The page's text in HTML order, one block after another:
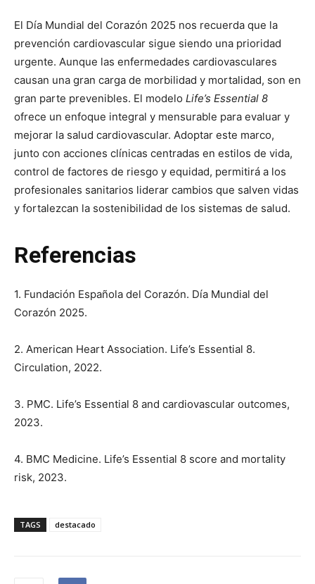
El Día Mundial del Corazón 2025 nos recuerda que la
prevención cardiovascular sigue siendo una prioridad
urgente. Aunque las enfermedades cardiovasculares
causan una gran carga de morbilidad y mortalidad, son en
gran parte prevenibles. El modelo Life’s Essential 8
ofrece un enfoque integral y mensurable para evaluar y
mejorar la salud cardiovascular. Adoptar este marco,
junto con acciones clínicas centradas en estilos de vida,
control de factores de riesgo y equidad, permitirá a los
profesionales sanitarios liderar cambios que salven vidas
y fortalezcan la sostenibilidad de los sistemas de salud.
Referencias
1. Fundación Española del Corazón. Día Mundial del
Corazón 2025.
2. American Heart Association. Life’s Essential 8.
Circulation, 2022.
3. PMC. Life’s Essential 8 and cardiovascular outcomes,
2023.
4. BMC Medicine. Life’s Essential 8 score and mortality
risk, 2023.
TAGS destacado